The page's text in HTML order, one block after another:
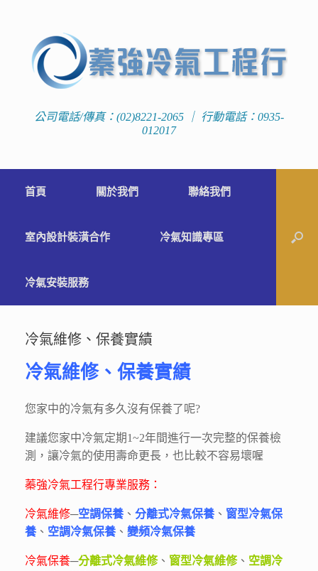
公司電話/傳真：(02)8221-2065 ｜ 行動電話：0935-
012017
首頁 關於我們 聯絡我們
室內設計裝潢合作 冷氣知識專區
冷氣安裝服務
冷氣維修、保養實績
冷氣維修、保養實績
您家中的冷氣有多久沒有保養了呢?
建議您家中冷氣定期1~2年間進行一次完整的保養檢
測，讓冷氣的使用壽命更長，也比較不容易壞喔
蓁強冷氣工程行專業服務：
冷氣維修─空調保養 、 分離式冷氣保養 、 窗型冷氣保
養 、 空調冷氣保養 、 變頻冷氣保養
冷氣保養─分離式冷氣維修、 窗型冷氣維修、 空調冷